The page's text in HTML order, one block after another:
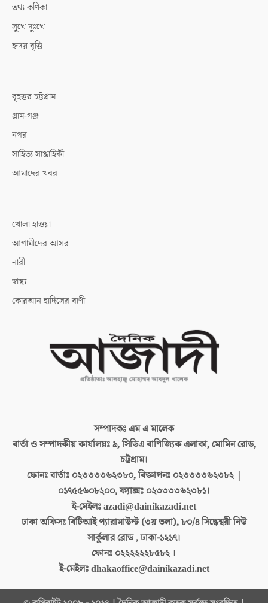
তথ্য কণিকা
সুখে দুঃখে
হৃদয় বৃত্তি
বৃহত্তর চট্টগ্রাম
গ্রাম-গঞ্জ
নগর
সাহিত্য সাপ্তাহিকী
আমাদের খবর
খোলা হাওয়া
আগামীদের আসর
নারী
স্বাস্থ্য
কোরআন হাদিসের বাণী
সম্পাদকঃএম এ মালেক
বার্তা ও সম্পাদকীয় কার্যালয়ঃ৯, সিডিএ বাণিজ্যিক এলাকা, মোমিন রোড,
চট্টগ্রাম।
ফোনঃ বার্তাঃ ০২৩৩৩৩৬২৩৮০, বিজ্ঞাপনঃ ০২৩৩৩৩৬২৩৮২ |
০১৭৫৫৬০৮২০০, ফ্যাক্সঃ ০২৩৩৩৩৬২৩৮১।
ই-মেইলঃazadi@dainikazadi.net
ঢাকা অফিসঃবিটিআই প্যারামাউন্ট (৩য় তলা), ৮০/৪ সিদ্ধেশ্বরী নিউ
সার্কুলার রোড , ঢাকা-১২১৭।
ফোনঃ ০২২২২২২৮৫৮২ ।
ই-মেইলঃdhakaoffice@dainikazadi.net